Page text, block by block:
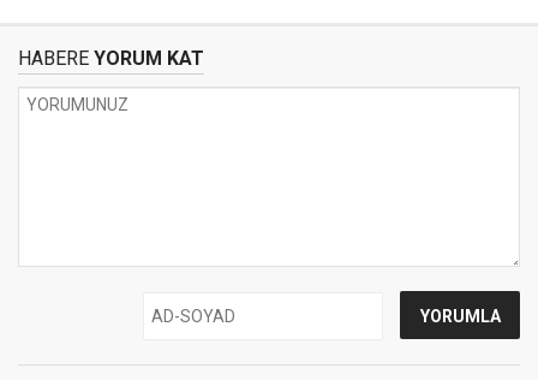
HABERE YORUM KAT